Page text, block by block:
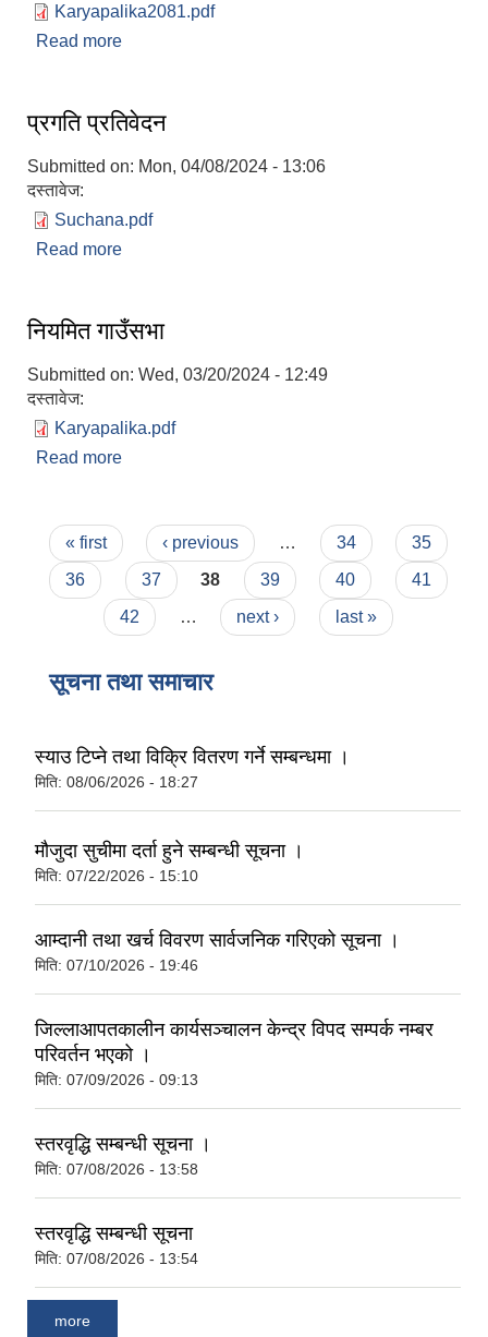
Karyapalika2081.pdf
Read more
प्रगति प्रतिवेदन
Submitted on: Mon, 04/08/2024 - 13:06
दस्तावेज:
Suchana.pdf
Read more
नियमित गाउँसभा
Submitted on: Wed, 03/20/2024 - 12:49
दस्तावेज:
Karyapalika.pdf
Read more
Pages
« first ‹ previous … 34
35
36
37 38 39 40
41
42
… next › last »
सूचना तथा समाचार
स्याउ टिप्ने तथा विक्रि वितरण गर्ने सम्बन्धमा ।
मिति: 08/06/2026 - 18:27
मौजुदा सुचीमा दर्ता हुने सम्बन्धी सूचना ।
मिति: 07/22/2026 - 15:10
आम्दानी तथा खर्च विवरण सार्वजनिक गरिएको सूचना ।
मिति: 07/10/2026 - 19:46
जिल्लाआपतकालीन कार्यसञ्चालन केन्द्र विपद सम्पर्क नम्बर
परिवर्तन भएको ।
मिति: 07/09/2026 - 09:13
स्तरवृद्धि सम्बन्धी सूचना ।
मिति: 07/08/2026 - 13:58
स्तरवृद्धि सम्बन्धी सूचना
मिति: 07/08/2026 - 13:54
more